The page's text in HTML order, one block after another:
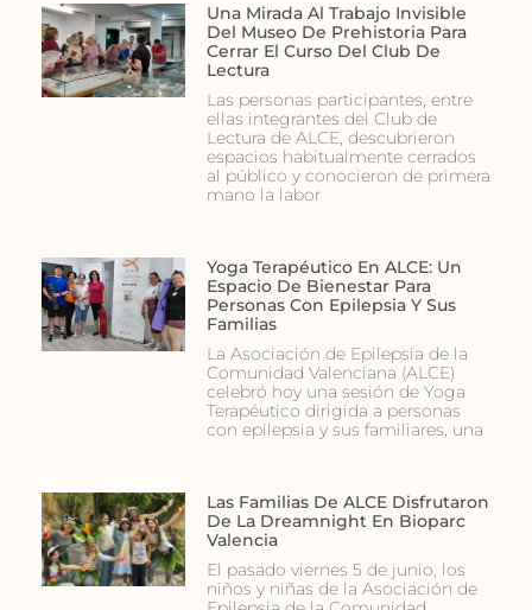
Una Mirada Al Trabajo Invisible
Del Museo De Prehistoria Para
Cerrar El Curso Del Club De
Lectura
Las personas participantes, entre
ellas integrantes del Club de
Lectura de ALCE, descubrieron
espacios habitualmente cerrados
al público y conocieron de primera
mano la labor
Yoga Terapéutico En ALCE: Un
Espacio De Bienestar Para
Personas Con Epilepsia Y Sus
Familias
La Asociación de Epilepsia de la
Comunidad Valenciana (ALCE)
celebró hoy una sesión de Yoga
Terapéutico dirigida a personas
con epilepsia y sus familiares, una
Las Familias De ALCE Disfrutaron
De La Dreamnight En Bioparc
Valencia
El pasado viernes 5 de junio, los
niños y niñas de la Asociación de